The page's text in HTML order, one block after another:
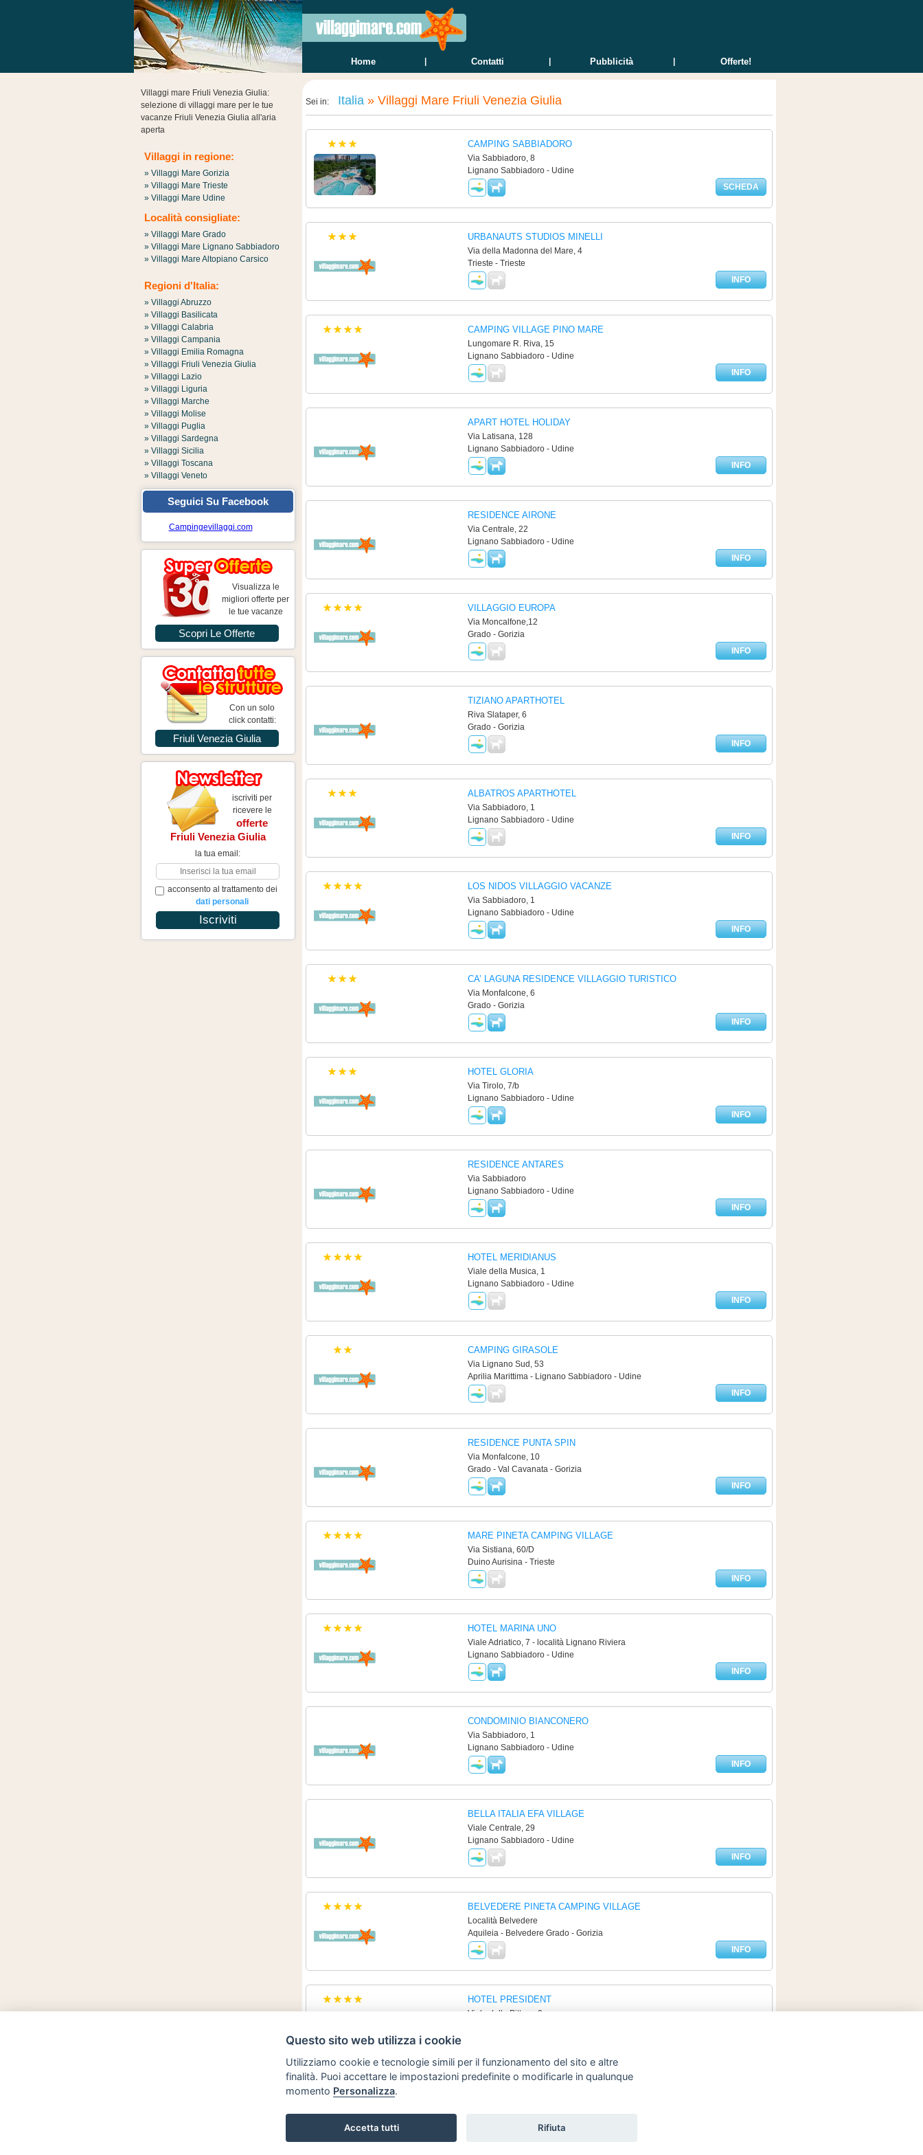
Home Contatti Pubblicità Offerte!
Villaggi mare Friuli Venezia Giulia:
selezione di villaggi mare per le tue
vacanze Friuli Venezia Giulia all'aria
aperta
Villaggi in regione:
» Villaggi Mare Gorizia
» Villaggi Mare Trieste
» Villaggi Mare Udine
Località consigliate:
» Villaggi Mare Grado
» Villaggi Mare Lignano Sabbiadoro
» Villaggi Mare Altopiano Carsico
Regioni d'Italia:
» Villaggi Abruzzo
» Villaggi Basilicata
» Villaggi Calabria
» Villaggi Campania
» Villaggi Emilia Romagna
» Villaggi Friuli Venezia Giulia
» Villaggi Lazio
» Villaggi Liguria
» Villaggi Marche
» Villaggi Molise
» Villaggi Puglia
» Villaggi Sardegna
» Villaggi Sicilia
» Villaggi Toscana
» Villaggi Veneto
Seguici Su Facebook
Campingevillaggi.com
Visualizza le
migliori offerte per
le tue vacanze
Scopri Le Offerte
Con un solo
click contatti:
Friuli Venezia Giulia
iscriviti per
ricevere le
offerte
Friuli Venezia Giulia
la tua email:
acconsento al trattamento dei
dati personali
Sei in: Italia» Villaggi Mare Friuli Venezia Giulia
CAMPING SABBIADORO
Via Sabbiadoro, 8
Lignano Sabbiadoro - Udine
SCHEDA
URBANAUTS STUDIOS MINELLI
Via della Madonna del Mare, 4
Trieste - Trieste
INFO
CAMPING VILLAGE PINO MARE
Lungomare R. Riva, 15
Lignano Sabbiadoro - Udine
INFO
APART HOTEL HOLIDAY
Via Latisana, 128
Lignano Sabbiadoro - Udine
INFO
RESIDENCE AIRONE
Via Centrale, 22
Lignano Sabbiadoro - Udine
INFO
VILLAGGIO EUROPA
Via Moncalfone,12
Grado - Gorizia
INFO
TIZIANO APARTHOTEL
Riva Slataper, 6
Grado - Gorizia
INFO
ALBATROS APARTHOTEL
Via Sabbiadoro, 1
Lignano Sabbiadoro - Udine
INFO
LOS NIDOS VILLAGGIO VACANZE
Via Sabbiadoro, 1
Lignano Sabbiadoro - Udine
INFO
CA’ LAGUNA RESIDENCE VILLAGGIO TURISTICO
Via Monfalcone, 6
Grado - Gorizia
INFO
HOTEL GLORIA
Via Tirolo, 7/b
Lignano Sabbiadoro - Udine
INFO
RESIDENCE ANTARES
Via Sabbiadoro
Lignano Sabbiadoro - Udine
INFO
HOTEL MERIDIANUS
Viale della Musica, 1
Lignano Sabbiadoro - Udine
INFO
CAMPING GIRASOLE
Via Lignano Sud, 53
Aprilia Marittima - Lignano Sabbiadoro - Udine
INFO
RESIDENCE PUNTA SPIN
Via Monfalcone, 10
Grado - Val Cavanata - Gorizia
INFO
MARE PINETA CAMPING VILLAGE
Via Sistiana, 60/D
Duino Aurisina - Trieste
INFO
HOTEL MARINA UNO
Viale Adriatico, 7 - località Lignano Riviera
Lignano Sabbiadoro - Udine
INFO
CONDOMINIO BIANCONERO
Via Sabbiadoro, 1
Lignano Sabbiadoro - Udine
INFO
BELLA ITALIA EFA VILLAGE
Viale Centrale, 29
Lignano Sabbiadoro - Udine
INFO
BELVEDERE PINETA CAMPING VILLAGE
Località Belvedere
Aquileia - Belvedere Grado - Gorizia
INFO
HOTEL PRESIDENT
Viale della Pittura, 9
SVILUPPO TURISMO ITALIA S.r.L. unipersonale
P.IVA: 01665350433 - R.E.A. FM-195884
Via A. Costa, 2 - 63822 Porto San Giorgio (FM)
Questo sito web utilizza i cookie
Utilizziamo cookie e tecnologie simili per il funzionamento del sito e altre
finalità. Puoi accettare le impostazioni predefinite o modificarle in qualunque
momento Personalizza.
Accetta tutti Rifiuta